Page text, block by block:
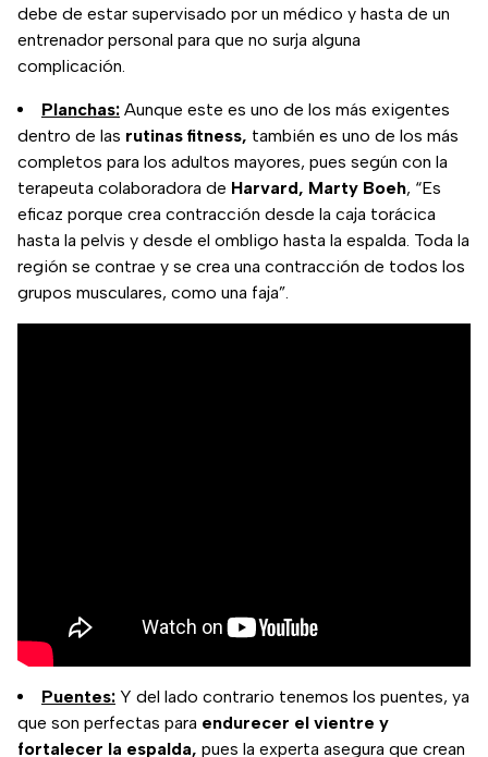
debe de estar supervisado por un médico y hasta de un
entrenador personal para que no surja alguna
complicación.
Planchas: Aunque este es uno de los más exigentes
dentro de las rutinas fitness, también es uno de los más
completos para los adultos mayores, pues según con la
terapeuta colaboradora de Harvard, Marty Boeh, “Es
eficaz porque crea contracción desde la caja torácica
hasta la pelvis y desde el ombligo hasta la espalda. Toda la
región se contrae y se crea una contracción de todos los
grupos musculares, como una faja”.
Puentes: Y del lado contrario tenemos los puentes, ya
que son perfectas para endurecer el vientre y
fortalecer la espalda, pues la experta asegura que crean